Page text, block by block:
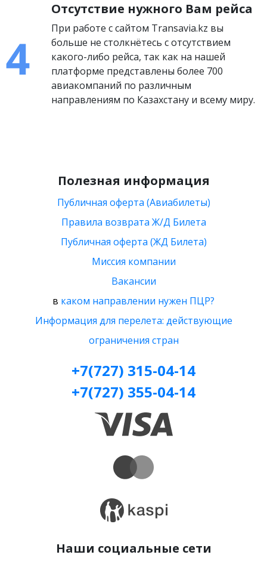
Отсутствие нужного Вам рейса
При работе с сайтом Transavia.kz вы
больше не столкнётесь с отсутствием
какого-либо рейса, так как на нашей
платформе представлены более 700
авиакомпаний по различным
направлениям по Казахстану и всему миру.
Полезная информация
Публичная оферта (Авиабилеты)
Правила возврата Ж/Д Билета
Публичная оферта (ЖД Билета)
Миссия компании
Вакансии
в каком направлении нужен ПЦР?
Информация для перелета: действующие
ограничения стран
+7(727) 315-04-14
+7(727) 355-04-14
Наши социальные сети